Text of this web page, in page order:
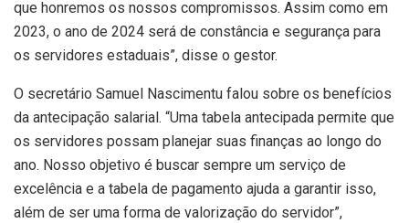
que honremos os nossos compromissos. Assim como em
2023, o ano de 2024 será de constância e segurança para
os servidores estaduais”, disse o gestor.
O secretário Samuel Nascimentu falou sobre os benefícios
da antecipação salarial. “Uma tabela antecipada permite que
os servidores possam planejar suas finanças ao longo do
ano. Nosso objetivo é buscar sempre um serviço de
excelência e a tabela de pagamento ajuda a garantir isso,
além de ser uma forma de valorização do servidor”,